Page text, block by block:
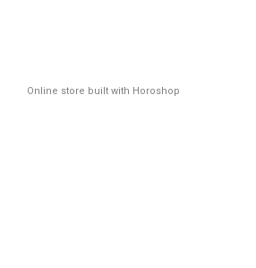
Online store built with Horoshop